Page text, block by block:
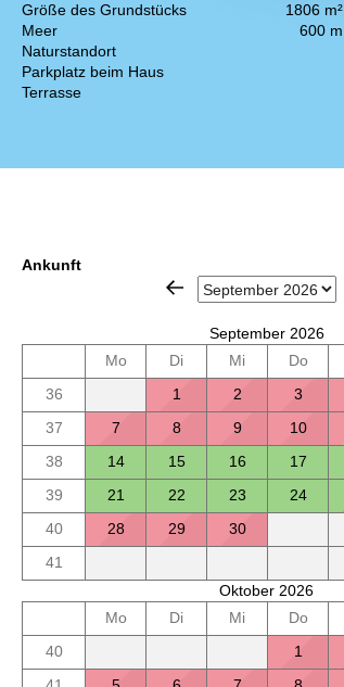
Größe des Grundstücks
1806 m²
Meer
600 m
Naturstandort
Parkplatz beim Haus
Terrasse
Ankunft
September 2026
Mo
Di Mi Do
36
1 2 3
37
7 8 9 10
38
14 15 16 17
39
21 22 23 24
40
28 29
30
41
Oktober 2026
Mo
Di Mi Do
40
1